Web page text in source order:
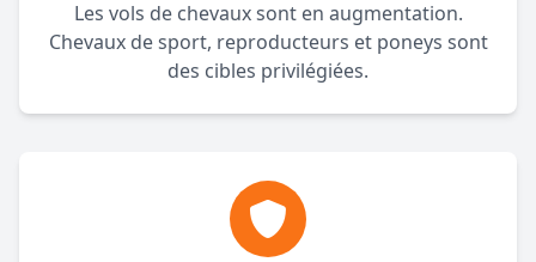
Les vols de chevaux sont en augmentation.
Chevaux de sport, reproducteurs et poneys sont
des cibles privilégiées.